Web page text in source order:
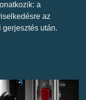
a
az
után.